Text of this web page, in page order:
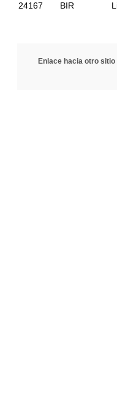
24167
BIR
Enlace hacia otro sitio